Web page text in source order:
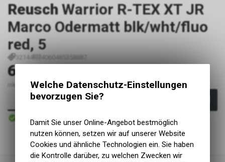
Reusch Warrior R-TEX XT JR
Marco Odermatt blk/wht/fluo
red, 5
32144 4060485358887
64.90
inkl. MwSt., zzgl.Versandkosten
In den Warenkorb
Versand
Welche Datenschutz-Einstellungen
bevorzugen Sie?
Damit Sie unser Online-Angebot bestmöglich
nutzen können, setzen wir auf unserer Website
Cookies und ähnliche Technologien ein. Sie haben
die Kontrolle darüber, zu welchen Zwecken wir